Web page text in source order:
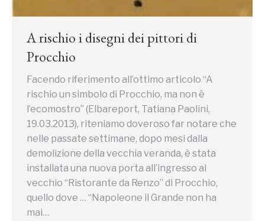
A rischio i disegni dei pittori di
Procchio
Facendo riferimento all’ottimo articolo “A
rischio un simbolo di Procchio, ma non è
l’ecomostro” (Elbareport, Tatiana Paolini,
19.03.2013), riteniamo doveroso far notare che
nelle passate settimane, dopo mesi dalla
demolizione della vecchia veranda, è stata
installata una nuova porta all’ingresso al
vecchio “Ristorante da Renzo” di Procchio,
quello dove … “Napoleone il Grande non ha
mai…